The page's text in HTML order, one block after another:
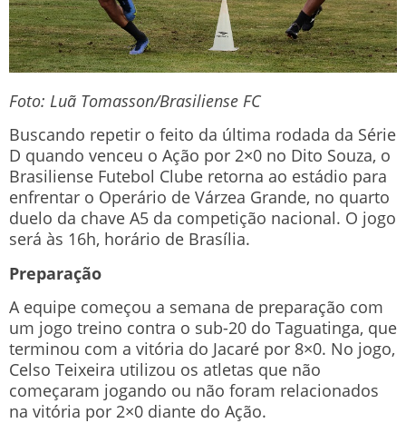
Foto: Luã Tomasson/Brasiliense FC
Buscando repetir o feito da última rodada da Série
D quando venceu o Ação por 2×0 no Dito Souza, o
Brasiliense Futebol Clube retorna ao estádio para
enfrentar o Operário de Várzea Grande, no quarto
duelo da chave A5 da competição nacional. O jogo
será às 16h, horário de Brasília.
Preparação
A equipe começou a semana de preparação com
um jogo treino contra o sub-20 do Taguatinga, que
terminou com a vitória do Jacaré por 8×0. No jogo,
Celso Teixeira utilizou os atletas que não
começaram jogando ou não foram relacionados
na vitória por 2×0 diante do Ação.